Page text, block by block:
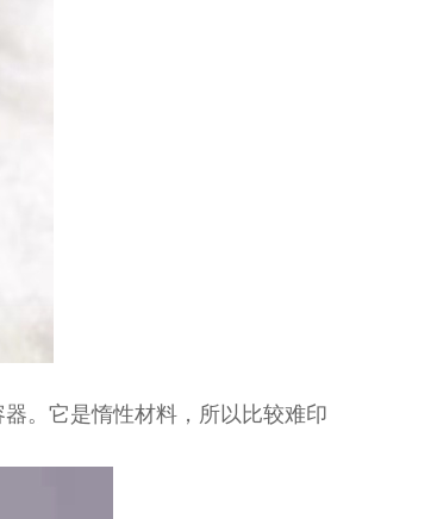
。它是惰性材料，所以比较难印